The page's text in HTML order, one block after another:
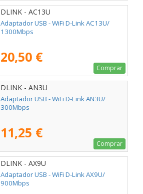
DLINK - AC13U
Adaptador USB - WiFi D-Link AC13U/
1300Mbps
20,50 €
Comprar
DLINK - AN3U
Adaptador USB - WiFi D-Link AN3U/
300Mbps
11,25 €
Comprar
DLINK - AX9U
Adaptador USB - WiFi D-Link AX9U/
900Mbps